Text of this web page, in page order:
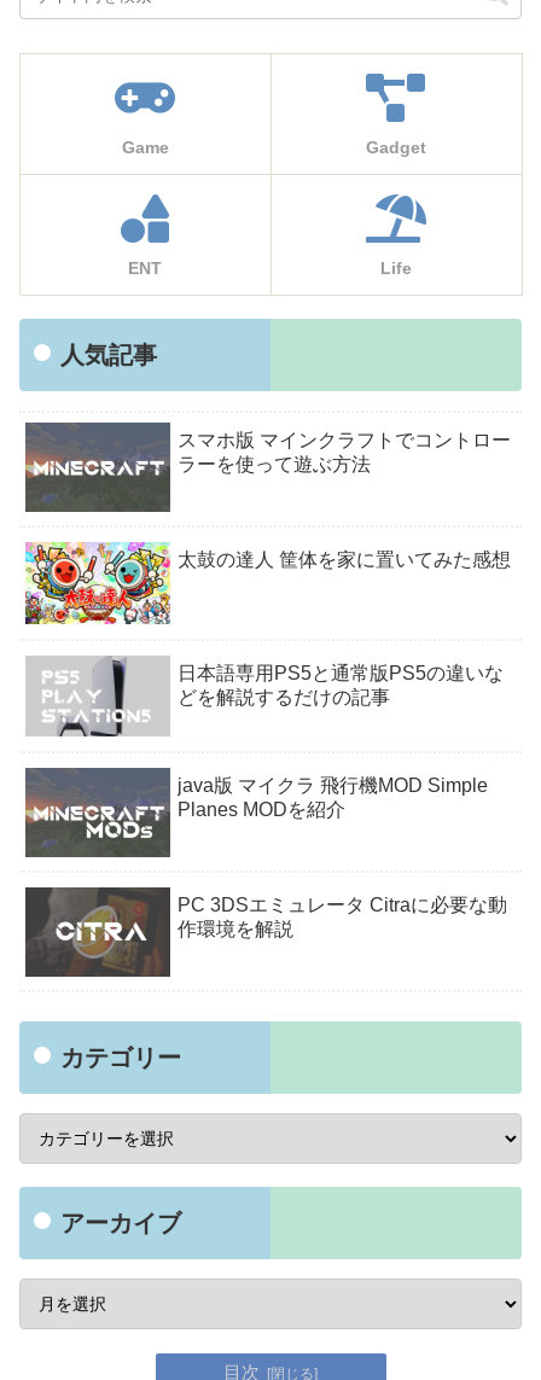
Game Gadget
ENT Life
人気記事
スマホ版 マインクラフトでコントロー
ラーを使って遊ぶ方法
太鼓の達人 筐体を家に置いてみた感想
日本語専用PS5と通常版PS5の違いな
どを解説するだけの記事
java版 マイクラ 飛行機MOD Simple
Planes MODを紹介
PC 3DSエミュレータ Citraに必要な動
作環境を解説
カテゴリー
アーカイブ
目次